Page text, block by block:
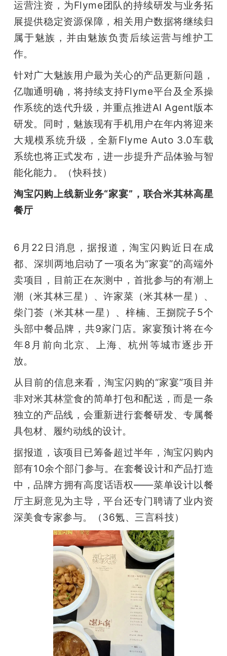
运营注资，为Flyme团队的持续研发与业务拓
展提供稳定资源保障，相关用户数据将继续归
属于魅族，并由魅族负责后续运营与维护工
作。
针对广大魅族用户最为关心的产品更新问题，
亿咖通明确，将持续支持Flyme平台及全系操
作系统的迭代升级，并重点推进AI Agent版本
研发。同时，魅族现有手机用户在年内将迎来
大规模系统升级，全新Flyme Auto 3.0车载
系统也将正式发布，进一步提升产品体验与智
能化能力。（快科技）
淘宝闪购上线新业务“家宴”，联合米其林高星
餐厅
6月22日消息，据报道，淘宝闪购近日在成
都、深圳两地启动了一项名为“家宴”的高端外
卖项目，目前正在灰测中，首批参与的有潮上
潮（米其林三星）、许家菜（米其林一星）、
柴门荟（米其林一星）、梓楠、王捌院子5个
头部中餐品牌，共9家门店。家宴预计将在今
年8月前向北京、上海、杭州等城市逐步开
放。
从目前的信息来看，淘宝闪购的“家宴”项目并
非对米其林堂食的简单打包和配送，而是一条
独立的产品线，会重新进行套餐研发、专属餐
具包材、履约动线的设计。
据报道，该项目已筹备超过半年，淘宝闪购内
部有10余个部门参与。在套餐设计和产品打造
中，品牌方拥有高度话语权——菜单设计以餐
厅主厨意见为主导，平台还专门聘请了业内资
深美食专家参与。（36氪、三言科技）